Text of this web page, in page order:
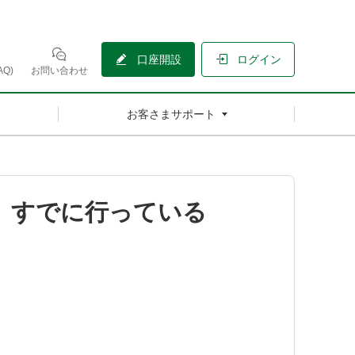
お問い合わせ
口座開設 ログイン
お客さまサポート
すでに行っている